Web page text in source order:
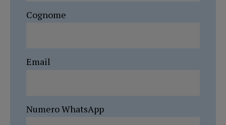
Cognome
Email
Numero WhatsApp